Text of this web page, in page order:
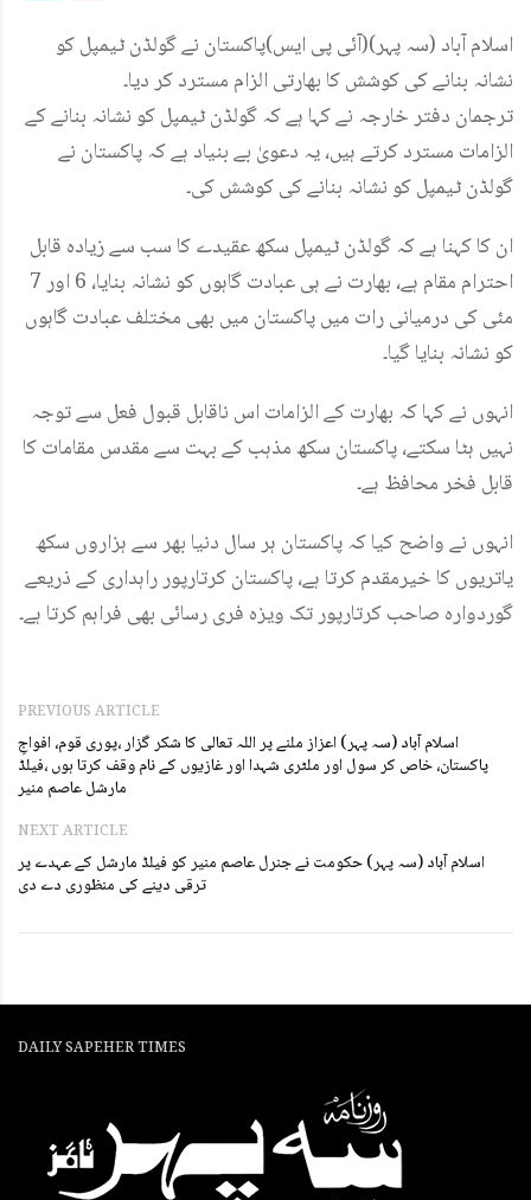
اسلام آباد (سہ پہر)(آئی پی ایس)پاکستان نے گولڈن ٹیمپل کو
نشانہ بنانے کی کوشش کا بھارتی الزام مسترد کر دیا۔
ترجمان دفتر خارجہ نے کہا ہے کہ گولڈن ٹیمپل کو نشانہ بنانے کے
الزامات مسترد کرتے ہیں، یہ دعویٰ بے بنیاد ہے کہ پاکستان نے
گولڈن ٹیمپل کو نشانہ بنانے کی کوشش کی۔
ان کا کہنا ہے کہ گولڈن ٹیمپل سکھ عقیدے کا سب سے زیادہ قابل
احترام مقام ہے، بھارت نے ہی عبادت گاہوں کو نشانہ بنایا، 6 اور 7
مئی کی درمیانی رات میں پاکستان میں بھی مختلف عبادت گاہوں
کو نشانہ بنایا گیا۔
انہوں نے کہا کہ بھارت کے الزامات اس ناقابل قبول فعل سے توجہ
نہیں ہٹا سکتے، پاکستان سکھ مذہب کے بہت سے مقدس مقامات کا
قابل فخر محافظ ہے۔
انہوں نے واضح کیا کہ پاکستان ہر سال دنیا بھر سے ہزاروں سکھ
یاتریوں کا خیرمقدم کرتا ہے، پاکستان کرتارپور راہداری کے ذریعے
گوردوارہ صاحب کرتارپور تک ویزہ فری رسائی بھی فراہم کرتا ہے۔
PREVIOUS ARTICLE
اسلام آباد (سہ پہر) اعزاز ملنے پر اللہ تعالی کا شکر گزار ،پوری قوم، افواجِ
پاکستان، خاص کر سول اور ملٹری شہدا اور غازیوں کے نام وقف کرتا ہوں ،فیلڈ
مارشل عاصم منیر
NEXT ARTICLE
اسلام آباد (سہ پہر) حکومت نے جنرل عاصم منیر کو فیلڈ مارشل کے عہدے پر
ترقی دینے کی منظوری دے دی
DAILY SAPEHER TIMES